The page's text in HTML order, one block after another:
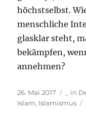
höchstselbst.
menschliche
glasklar steht,
bekämpfen,
annehmen?
Veröffentlicht
am
26. Mai 2017 _ in
Islam, Islamismus